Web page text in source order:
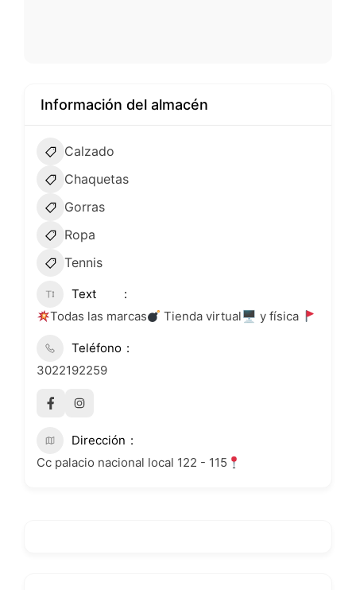
Información del almacén
Calzado
Chaquetas
Gorras
Ropa
Tennis
Text
Todas las marcas
Tienda virtual🖥 y física
Teléfono
3022192259
Dirección
Cc palacio nacional local 122 - 115